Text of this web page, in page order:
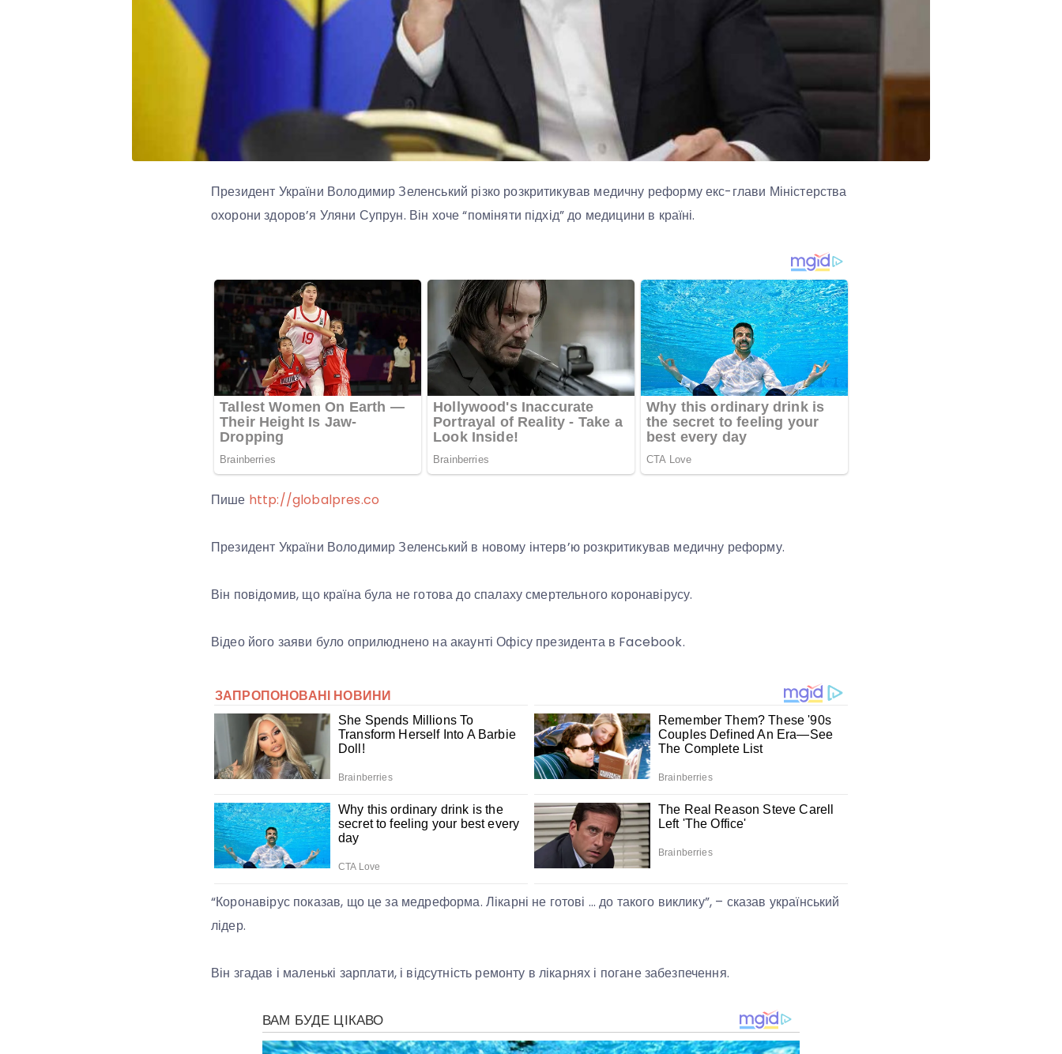
Президент України Володимир Зеленський різко розкритикував медичну реформу екс-глави Міністерства
охорони здоров’я Уляни Супрун. Він хоче “поміняти підхід” до медицини в країні.
Пише http://globalpres.co
Президент України Володимир Зеленський в новому інтерв’ю розкритикував медичну реформу.
Він повідомив, що країна була не готова до спалаху смертельного коронавірусу.
Відео його заяви було оприлюднено на акаунті Офісу президента в Facebook.
“Коронавірус показав, що це за медреформа. Лікарні не готові … до такого виклику”, – сказав український
лідер.
Він згадав і маленькі зарплати, і відсутність ремонту в лікарнях і погане забезпечення.